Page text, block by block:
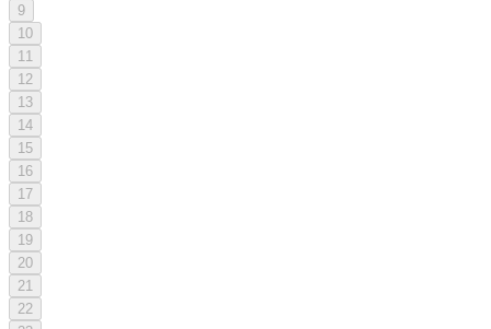
9
10
11
12
13
14
15
16
17
18
19
20
21
22